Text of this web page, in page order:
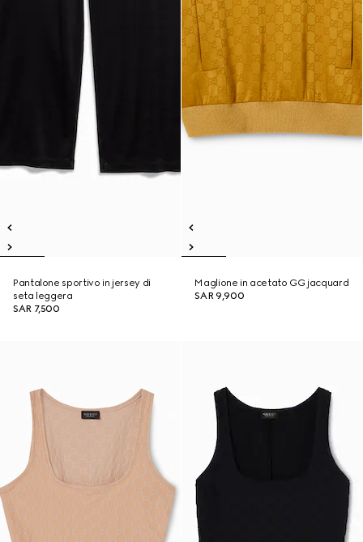
Pantalone sportivo in jersey di
seta leggera
SAR 7,500
Maglione in acetato GG jacquard
SAR 9,900